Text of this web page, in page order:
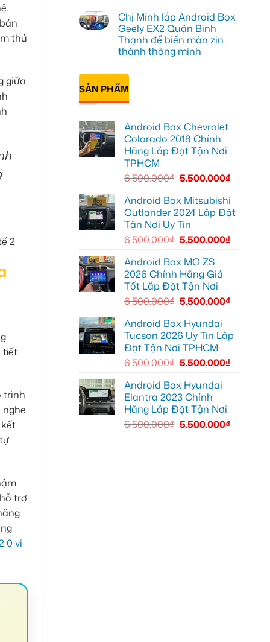
thú
giữa
tiết
trình
trợ
0 vi
để
nâng
cao
trải
nghiệm
lái
xe
Geely
EX2
Hóc
Môn
lái
thoải
hơn
bình
luận
ở
Chị
Thư
lắp
box
Geely
EX2
tại
xem
bản
đồ,
YouTube
tiện
hơn
Chị Minh lắp Android Box
Geely EX2 Quận Bình
Thạnh để biến màn zin
thành thông minh
có
luận
ở
Chị
Android
Box
Geely
EX2
Quận
Bình
Thạnh
để
màn
zin
thành
thông
minh
SẢN PHẨM
Android Box Chevrolet
Colorado 2018 Chính
Hãng Lắp Đặt Tận Nơi
TPHCM
6.500.000₫ 5.500.000₫
Android Box Mitsubishi
Outlander 2024 Lắp Đặt
Tận Nơi Uy Tín
6.500.000₫ 5.500.000₫
Android Box MG ZS
2026 Chính Hãng Giá
Tốt Lắp Đặt Tận Nơi
6.500.000₫ 5.500.000₫
Android Box Hyundai
Tucson 2026 Uy Tín Lắp
Đặt Tận Nơi TPHCM
6.500.000₫ 5.500.000₫
Android Box Hyundai
Elantra 2023 Chính
Hãng Lắp Đặt Tận Nơi
6.500.000₫ 5.500.000₫